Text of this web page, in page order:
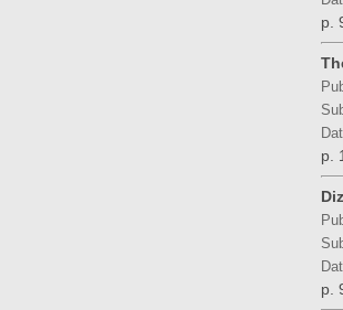
p.
p.
p.